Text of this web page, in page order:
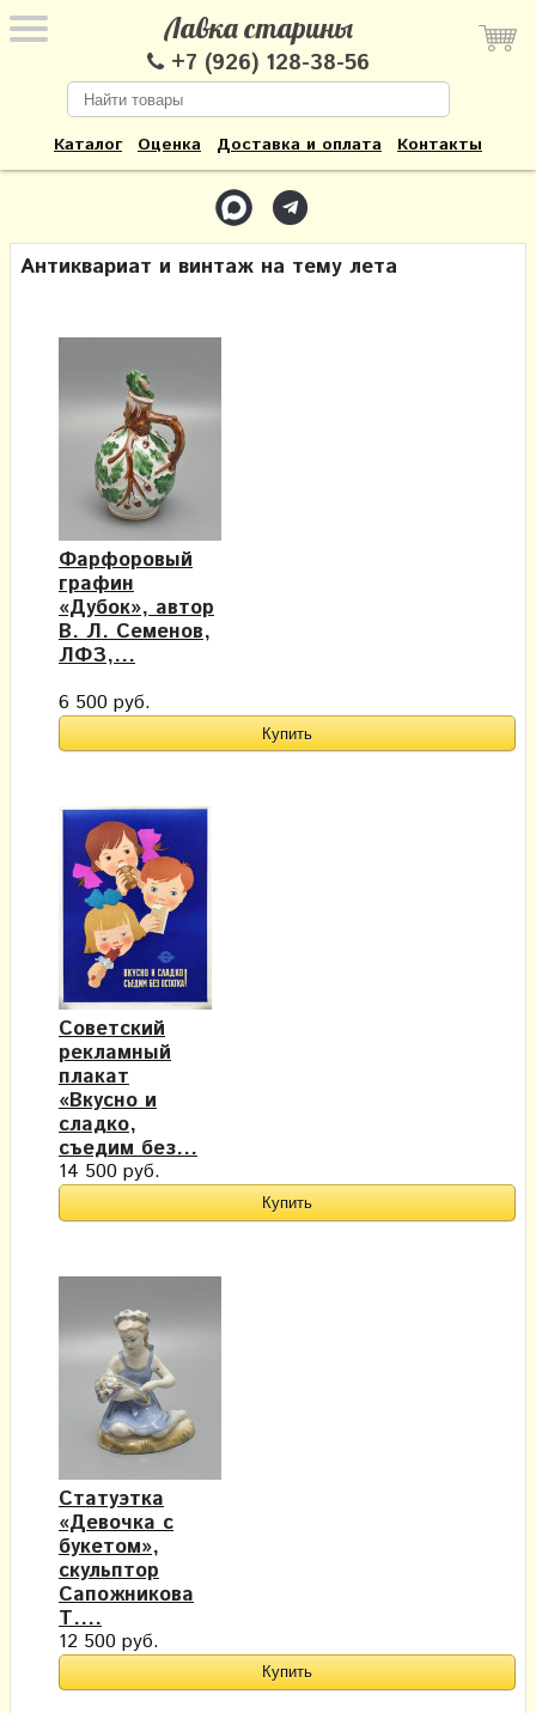
Лавка старины
+7 (926) 128-38-56
Каталог Оценка Доставка и оплата Контакты
Антиквариат и винтаж на тему лета
Фарфоровый
графин
«Дубок», автор
В. Л. Семенов,
ЛФЗ,...
6 500 руб.
Советский
рекламный
плакат
«Вкусно и
сладко,
съедим без...
14 500 руб.
Статуэтка
«Девочка с
букетом»,
скульптор
Сапожникова
Т....
12 500 руб.